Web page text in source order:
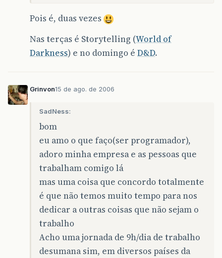
Pois é, duas vezes
Nas terças é Storytelling (World of
Darkness) e no domingo é D&D.
Grinvon15 de ago. de 2006
SadNess:
bom
eu amo o que faço(ser programador),
adoro minha empresa e as pessoas que
trabalham comigo lá
mas uma coisa que concordo totalmente
é que não temos muito tempo para nos
dedicar a outras coisas que não sejam o
trabalho
Acho uma jornada de 9h/dia de trabalho
desumana sim, em diversos países da